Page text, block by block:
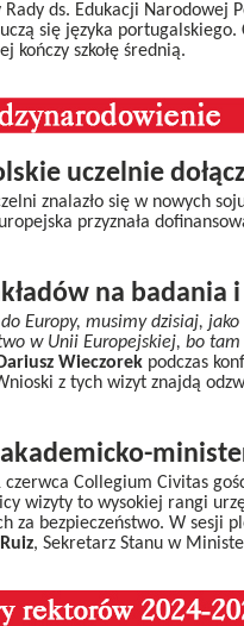
Rady ds. Edukacji Narodowej
się języka
kończy szkołę średnią.
uczelnie
znalazło się w nowych
przyznała
na badania
Europy, musimy dzisiaj,
w Unii Europejskiej, bo
Dariusz Wieczorek podczas
z tych wizyt znajdą
Collegium Civitas
wizyty to wysokiej rangi
za bezpieczeństwo. W sesji
, Sekretarz Stanu w